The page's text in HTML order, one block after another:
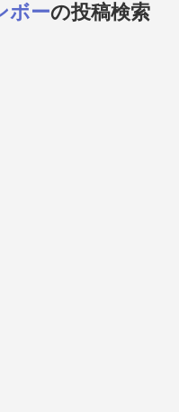
ボーの投稿検索